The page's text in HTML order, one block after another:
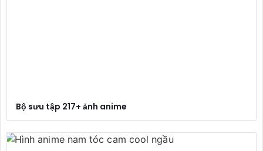
Bộ sưu tập 217+ ảnh anime